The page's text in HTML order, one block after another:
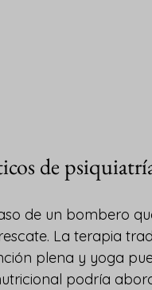
de
de un bombero
La terapia
plena y yoga
podría